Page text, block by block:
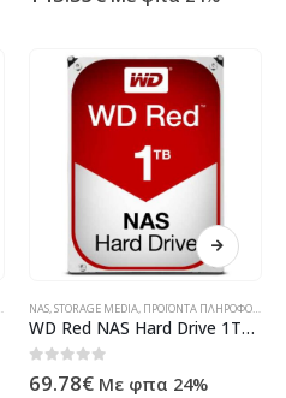
NAS,STORAGE MEDIA, ΠΡΟΪΌΝΤΑ ΠΛΗΡΟΦΟΡΙΚΉΣ - ΚΙΝΗΤΉΣ ΤΗΛΕΦΩΝΊΑΣ - ΗΛΕΚΤΡΟΝΙΚΆ
WD Red NAS Hard Drive 1TB Serial ATA III internal WD10EFRX
0out of 5
69.78€ Με φπα 24%